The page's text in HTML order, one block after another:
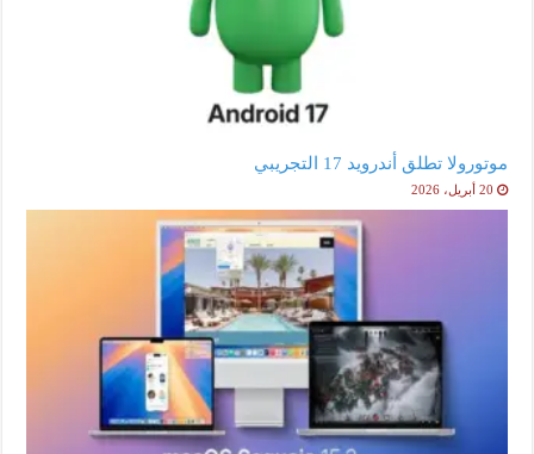
موتورولا تطلق أندرويد 17 التجريبي
20 أبريل، 2026